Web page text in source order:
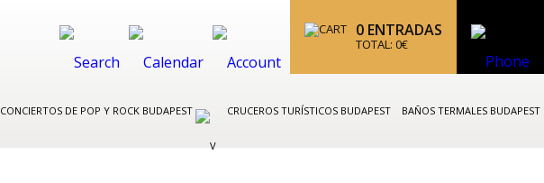
0 ENTRADAS
TOTAL: 0€
CONCIERTOS DE POP Y ROCK BUDAPEST CRUCEROS TURÍSTICOS BUDAPEST BAÑOS TERMALES BUDAPEST